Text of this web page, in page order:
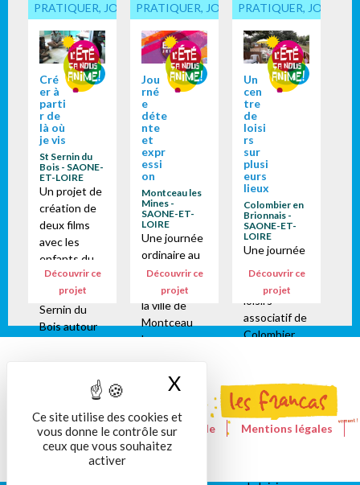
PRATIQUER, JOUER... ENSEMBLE
Cré
er à
parti
r de
là où
je vis
St Sernin du
Bois - SAONE-
ET-LOIRE
Un projet de
création de
deux films
avec les
enfants du
centre de
loisirs de St
Sernin du
Bois autour
a ??? Pour les
maternelles
La
construction
de l’histoire
Découvrir ce
projet
PRATIQUER, JOUER... ENSEMBLE
Jou
rné
e
déte
nte
et
expr
essi
on
Montceau les
Mines -
SAONE-ET-
LOIRE
Une journée
ordinaire au
service
jeunesse de
la ville de
Montceau
les
contraintes
(masque et
lavage des
Découvrir ce
projet
PRATIQUER, JOUER...
Un
cen
tre
de
loisi
rs
sur
plusi
eurs
lieux
Colombier en
Brionnais -
SAONE-ET-
LOIRE
Une journée
ordinaire au
centre de
loisirs
associatif de
Colombier
toujours
aussi
magique,
une
Découvrir ce
projet
Le site de la Fédération nationale
Mentions légales
Nous contacter
RGPD
Ce site utilise des cookies et
vous donne le contrôle sur
ceux que vous souhaitez
activer
X Masquer le